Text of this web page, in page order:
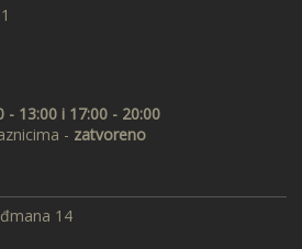
- 13:00 i 17:00 - 20:00
- zatvoreno
14